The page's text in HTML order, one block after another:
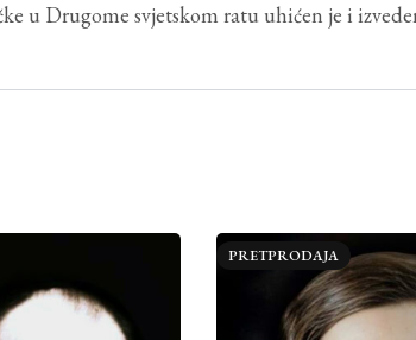
u Drugome svjetskom ratu uhićen je i
PRETPRODAJA